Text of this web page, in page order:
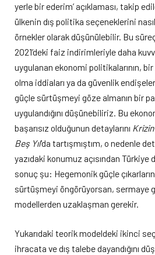
yerle bir ederim’ açıklaması, takip
ülkenin dış politika seçeneklerini nasıl
örnekler olarak düşünülebilir. Bu
2021’deki faiz indirimleriyle daha
uygulanan ekonomi politikalarının,
olma iddiaları ya da güvenlik
güçle sürtüşmeyi göze almanın bir
uygulandığını düşünebiliriz. Bu
başarısız olduğunun detaylarını
Beş Yıl’da tartışmıştım, o nedenle
yazıdaki konumuz açısından Türkiye
sonuç şu: Hegemonik güçle
sürtüşmeyi öngörüyorsan, sermaye
modellerden uzaklaşman gerekir.
Yukarıdaki teorik modeldeki ikinci
ihracata ve dış talebe dayandığını